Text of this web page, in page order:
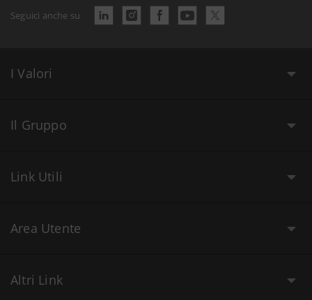
Seguici anche su
I Valori
Il Gruppo
Link Utili
Area Utente
Altri Link